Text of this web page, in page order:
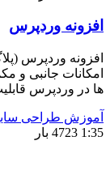
وردپرس
وردپرس (پلاگین)
جانبی و مکمل را
قابلیت
طراحی سایت